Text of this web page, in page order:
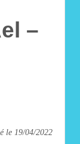
–
le 19/04/2022